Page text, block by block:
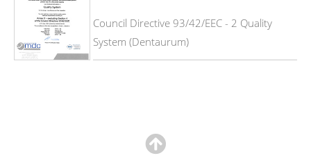
Council Directive 93/42/EEC - 2 Quality
System (Dentaurum)